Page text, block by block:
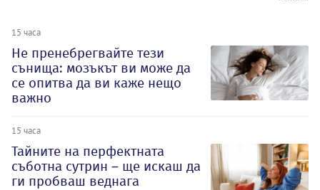
15 часа
Не пренебрегвайте тези
сънища: мозъкът ви може да
се опитва да ви каже нещо
важно
15 часа
Тайните на перфектната
съботна сутрин – ще искаш да
ги пробваш веднага